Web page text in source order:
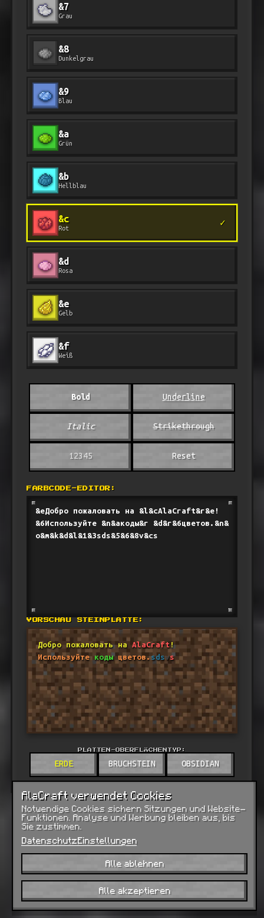
&7
Grau
&8
Dunkelgrau
&9
Blau
&a
Grün
&b
Hellblau
&c
Rot
✓
&d
Rosa
&e
Gelb
&f
Weiß
Bold Underline
Italic Strikethrough
12345 Reset
FARBCODE-EDITOR:
VORSCHAU STEINPLATTE:
Добро пожаловать на AlaCraft !
Используйте коды цветов.sdsvs
PLATTEN-OBERFLÄCHENTYP:
ERDE BRUCHSTEIN OBSIDIAN
AlaCraft verwendet Cookies
Notwendige Cookies sichern Sitzungen und Website-
Funktionen. Analyse und Werbung bleiben aus, bis
Sie zustimmen.
DatenschutzEinstellungen
Alle ablehnen
Alle akzeptieren